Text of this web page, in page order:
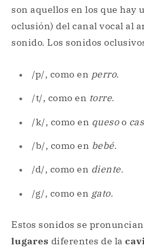
son aquellos en los que hay
oclusión) del canal vocal al
sonido. Los sonidos
/p/, como en perro.
/t/, como en torre.
/k/, como en quesoo
/b/, como en bebé.
/d/, como en diente.
/g/, como en gato.
Estos sonidos se
lugares diferentes de la